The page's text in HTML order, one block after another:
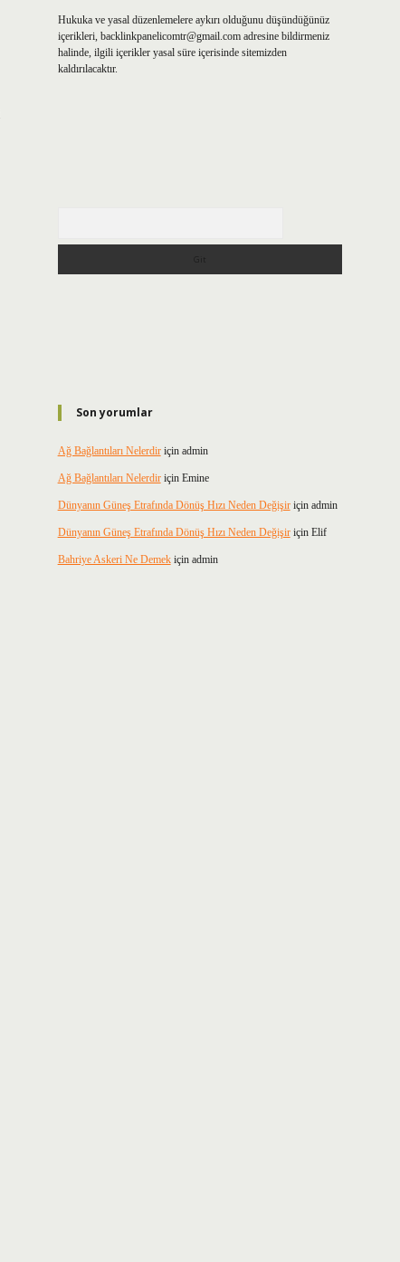
Hukuka ve yasal düzenlemelere aykırı olduğunu düşündüğünüz
içerikleri, backlinkpanelicomtr@gmail.comadresine bildirmeniz
halinde, ilgili içerikler yasal süre içerisinde sitemizden
kaldırılacaktır.
Son yorumlar
Ağ Bağlantıları Nelerdiriçin admin
Ağ Bağlantıları Nelerdiriçin Emine
Dünyanın Güneş Etrafında Dönüş Hızı Neden Değişiriçin admin
Dünyanın Güneş Etrafında Dönüş Hızı Neden Değişiriçin Elif
Bahriye Askeri Ne Demekiçin admin